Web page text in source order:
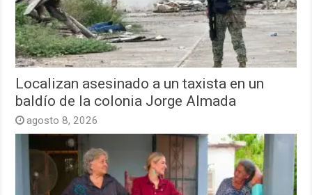
Localizan asesinado a un taxista en un
baldío de la colonia Jorge Almada
agosto 8, 2026